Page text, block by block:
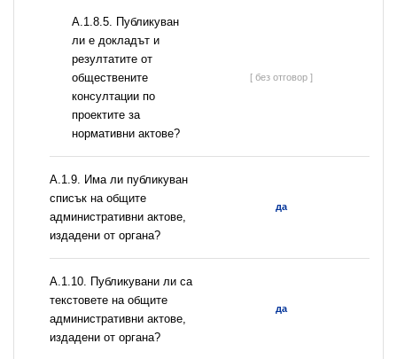
А.1.8.5. Публикуван
ли е докладът и
резултатите от
обществените
консултации по
проектите за
нормативни актове?
[ без отговор ]
А.1.9. Има ли публикуван
списък на общите
административни актове,
издадени от органа?
да
А.1.10. Публикувани ли са
текстовете на общите
административни актове,
издадени от органа?
да